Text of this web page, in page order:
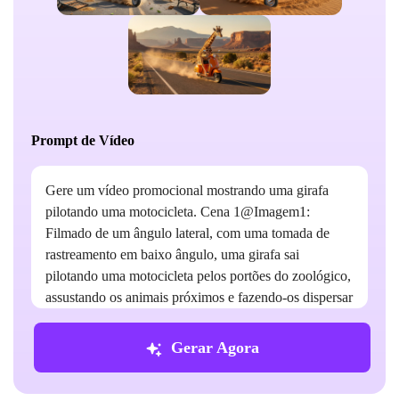
Prompt de Vídeo
Gere um vídeo promocional mostrando uma girafa
pilotando uma motocicleta. Cena 1@Imagem1:
Filmado de um ângulo lateral, com uma tomada de
rastreamento em baixo ângulo, uma girafa sai
pilotando uma motocicleta pelos portões do zoológico,
assustando os animais próximos e fazendo-os dispersar
motocicleta em círculos por um terreno arenoso. A
câmera começa com um close nos pneus da
Gerar Agora